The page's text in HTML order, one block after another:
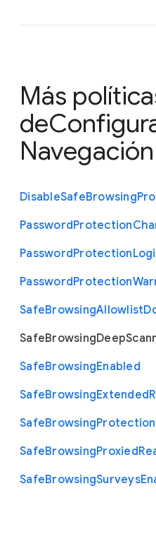
Más
de
DisableSafeBrowsing
PasswordProtection
PasswordProtection
PasswordProtection
SafeBrowsingAllowlist
SafeBrowsingDeep
SafeBrowsingEnabled
SafeBrowsingExtended
SafeBrowsingProtection
SafeBrowsingProxied
SafeBrowsingSurveys